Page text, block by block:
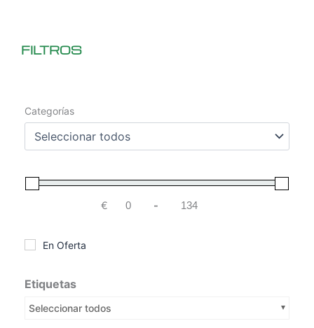
FILTROS
Categorías
€ Minimum Price
- Maximum Price
En Oferta
Etiquetas
Seleccionar todos